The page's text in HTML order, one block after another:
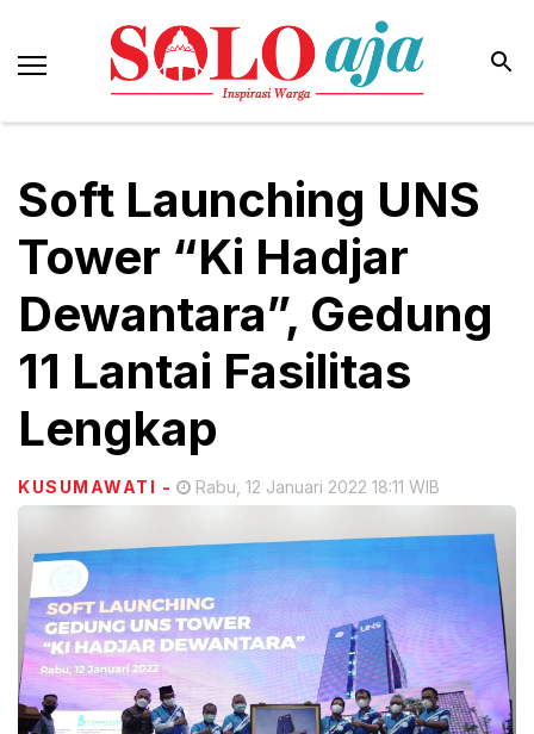
Soft Launching UNS
Tower “Ki Hadjar
Dewantara”, Gedung
11 Lantai Fasilitas
Lengkap
KUSUMAWATI - Rabu, 12 Januari 2022 18:11 WIB